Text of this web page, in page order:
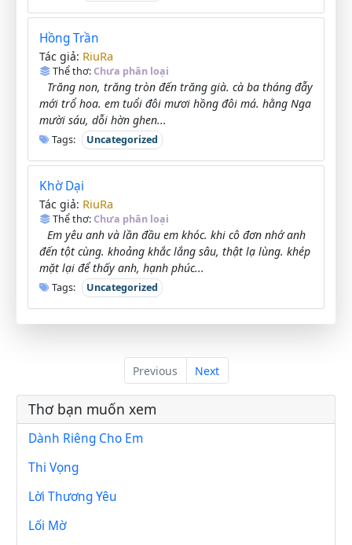
Hồng Trần
Tác giả: RiuRa
Thể thơ:Chưa phân loại
Trăng non, trăng tròn đến trăng già. cà ba tháng đẫy
mới trổ hoa. em tuổi đôi mươi hồng đôi má. hằng Nga
mười sáu, dỗi hờn ghen...
Tags: Uncategorized
Khờ Dại
Tác giả: RiuRa
Thể thơ:Chưa phân loại
Em yêu anh và lần đầu em khóc. khi cô đơn nhớ anh
đến tột cùng. khoảng khắc lắng sâu, thật lạ lùng. khép
mặt lại để thấy anh, hạnh phúc...
Tags: Uncategorized
Previous Next
Thơ bạn muốn xem
Dành Riêng Cho Em
Thi Vọng
Lời Thương Yêu
Lối Mờ